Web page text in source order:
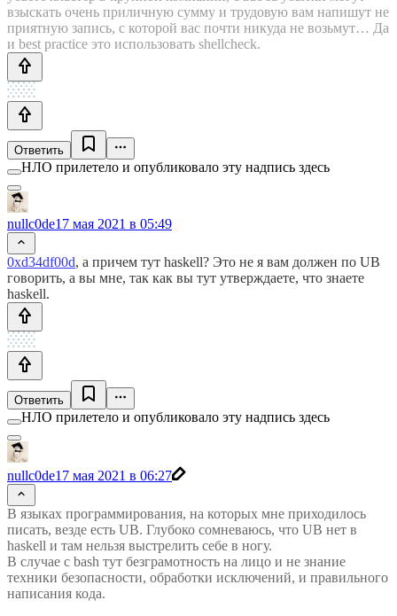
взыскать очень приличную сумму и трудовую вам напишут не
приятную запись, с которой вас почти никуда не возьмут… Да
и best practice это использовать shellcheсk.
Ответить
НЛО прилетело и опубликовало эту надпись здесь
nullc0de17 мая 2021 в 05:49
0xd34df00d, а причем тут haskell? Это не я вам должен по UB
говорить, а вы мне, так как вы тут утверждаете, что знаете
haskell.
Ответить
НЛО прилетело и опубликовало эту надпись здесь
nullc0de17 мая 2021 в 06:27
В языках программирования, на которых мне приходилось
писать, везде есть UB. Глубоко сомневаюсь, что UB нет в
haskell и там нельзя выстрелить себе в ногу.
В случае с bash тут безграмотность на лицо и не знание
техники безопасности, обработки исключений, и правильного
написания кода.